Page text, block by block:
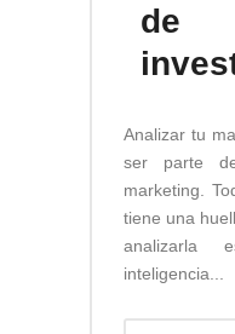
de
Analizar tu
ser parte
marketing.
tiene una
inteligencia...